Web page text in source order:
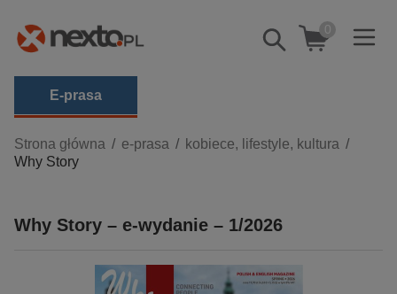
Pokaż/schowaj
wyszukiwarkę
0
E-prasa
Kategorie
Zobacz wszystkie E-prasa
biznesowe, branżowe, gospodarka
darmowe wydania
dzienniki
Strona główna e-prasa
kobiece, lifestyle, kultura
Why Story
Why Story – e-wydanie – 1/2026